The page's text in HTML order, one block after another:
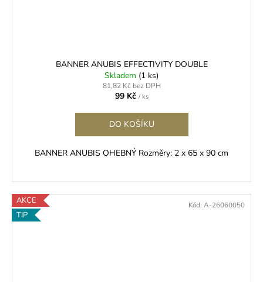
BANNER ANUBIS EFFECTIVITY DOUBLE
Skladem (1 ks)
81,82 Kč bez DPH
99 Kč / ks
DO KOŠÍKU
BANNER ANUBIS OHEBNÝ Rozměry: 2 x 65 x 90 cm
AKCE
TIP
Kód: A-26060050